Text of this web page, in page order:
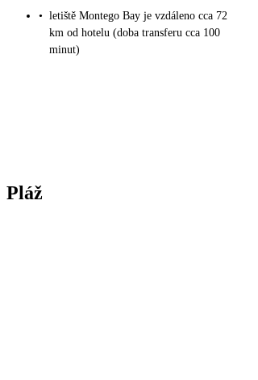
• letiště Montego Bay je vzdáleno cca 72
km od hotelu (doba transferu cca 100
minut)
Pláž